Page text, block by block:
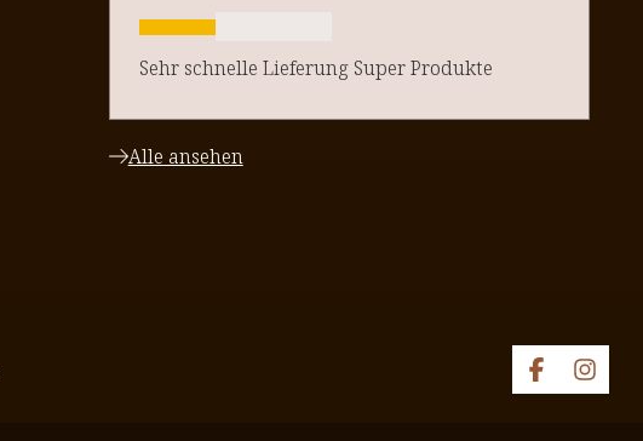
Sehr schnelle Lieferung Super Produkte
Alle ansehen